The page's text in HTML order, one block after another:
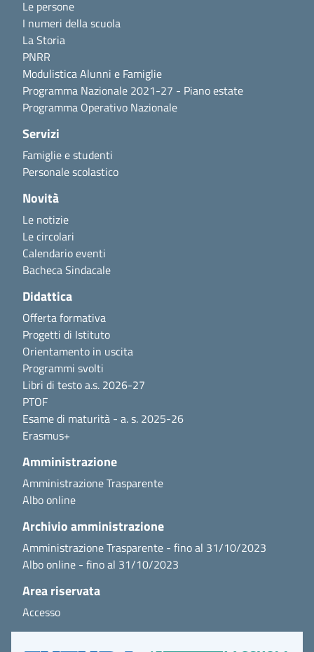
Le persone
I numeri della scuola
La Storia
PNRR
Modulistica Alunni e Famiglie
Programma Nazionale 2021-27 - Piano estate
Programma Operativo Nazionale
Servizi
Famiglie e studenti
Personale scolastico
Novità
Le notizie
Le circolari
Calendario eventi
Bacheca Sindacale
Didattica
Offerta formativa
Progetti di Istituto
Orientamento in uscita
Programmi svolti
Libri di testo a.s. 2026-27
PTOF
Esame di maturità - a. s. 2025-26
Erasmus+
Amministrazione
Amministrazione Trasparente
Albo online
Archivio amministrazione
Amministrazione Trasparente - fino al 31/10/2023
Albo online - fino al 31/10/2023
Area riservata
Accesso